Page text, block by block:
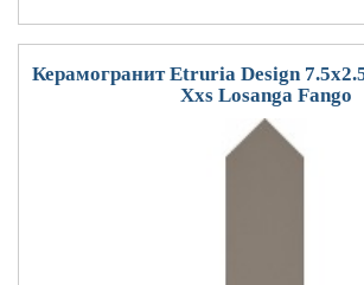
Керамогранит Etruria Design
Xxs Losanga Fango